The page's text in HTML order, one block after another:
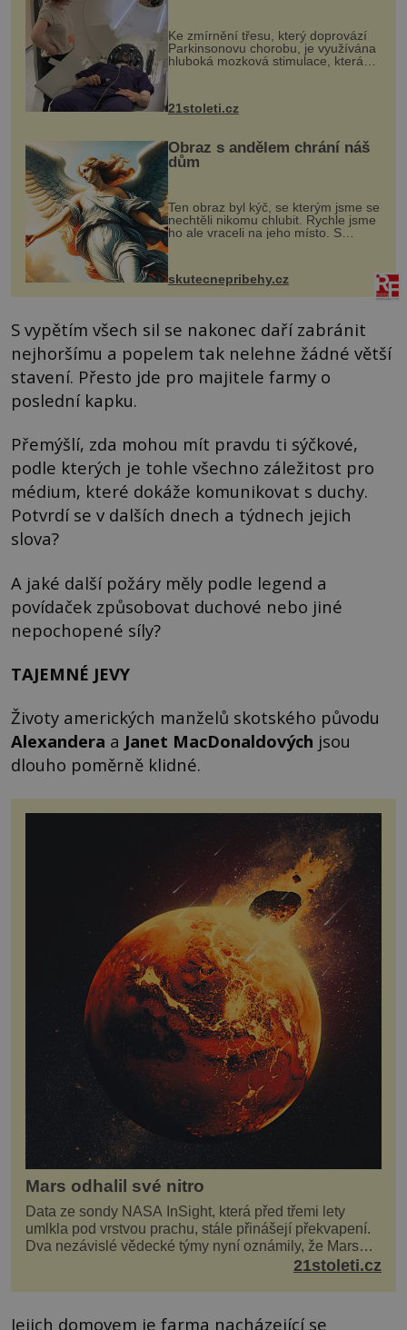
Ke zmírnění třesu, který doprovází
Parkinsonovu chorobu, je využívána
hluboká mozková stimulace, která
však vyžaduje vysoce invazivní
k dostatečně přesnému zacílení ...
21stoleti.cz
Obraz s andělem chrání náš
dům
Ten obraz byl kýč, se kterým jsme se
nechtěli nikomu chlubit. Rychle jsme
ho ale vraceli na jeho místo. S
manželem Vaškem jsme si pořídili
chaloupku, takový domek na severu
Čech, kde jsme si naplánova...
skutecnepribehy.cz
S vypětím všech sil se nakonec daří zabránit
nejhoršímu a popelem tak nelehne žádné větší
stavení. Přesto jde pro majitele farmy o
poslední kapku.
Přemýšlí, zda mohou mít pravdu ti sýčkové,
podle kterých je tohle všechno záležitost pro
médium, které dokáže komunikovat s duchy.
Potvrdí se v dalších dnech a týdnech jejich
slova?
A jaké další požáry měly podle legend a
povídaček způsobovat duchové nebo jiné
nepochopené síly?
TAJEMNÉ JEVY
Životy amerických manželů skotského původu
Alexandera a Janet MacDonaldových jsou
dlouho poměrně klidné.
Mars odhalil své nitro
Data ze sondy NASA InSight, která před třemi lety
umlkla pod vrstvou prachu, stále přinášejí překvapení.
Dva nezávislé vědecké týmy nyní oznámily, že Mars
má nejen plášť plný trosek z dávných impaktů,...21stoleti.cz
Jejich domovem je farma nacházející se